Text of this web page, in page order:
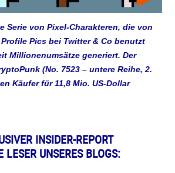
Serie von Pixel-Charakteren, die von
Pics bei Twitter & Co benutzt
Millionenumsätze generiert. Der
(No. 7523 – untere Reihe, 2.
Käufer für 11,8 Mio. US-Dollar
INSIDER-REPORT
LESER UNSERES BLOGS: